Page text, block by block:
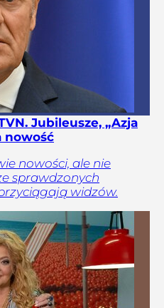
Jubileusze, „Azja
nowość
nowości, ale nie
sprawdzonych
widzów.